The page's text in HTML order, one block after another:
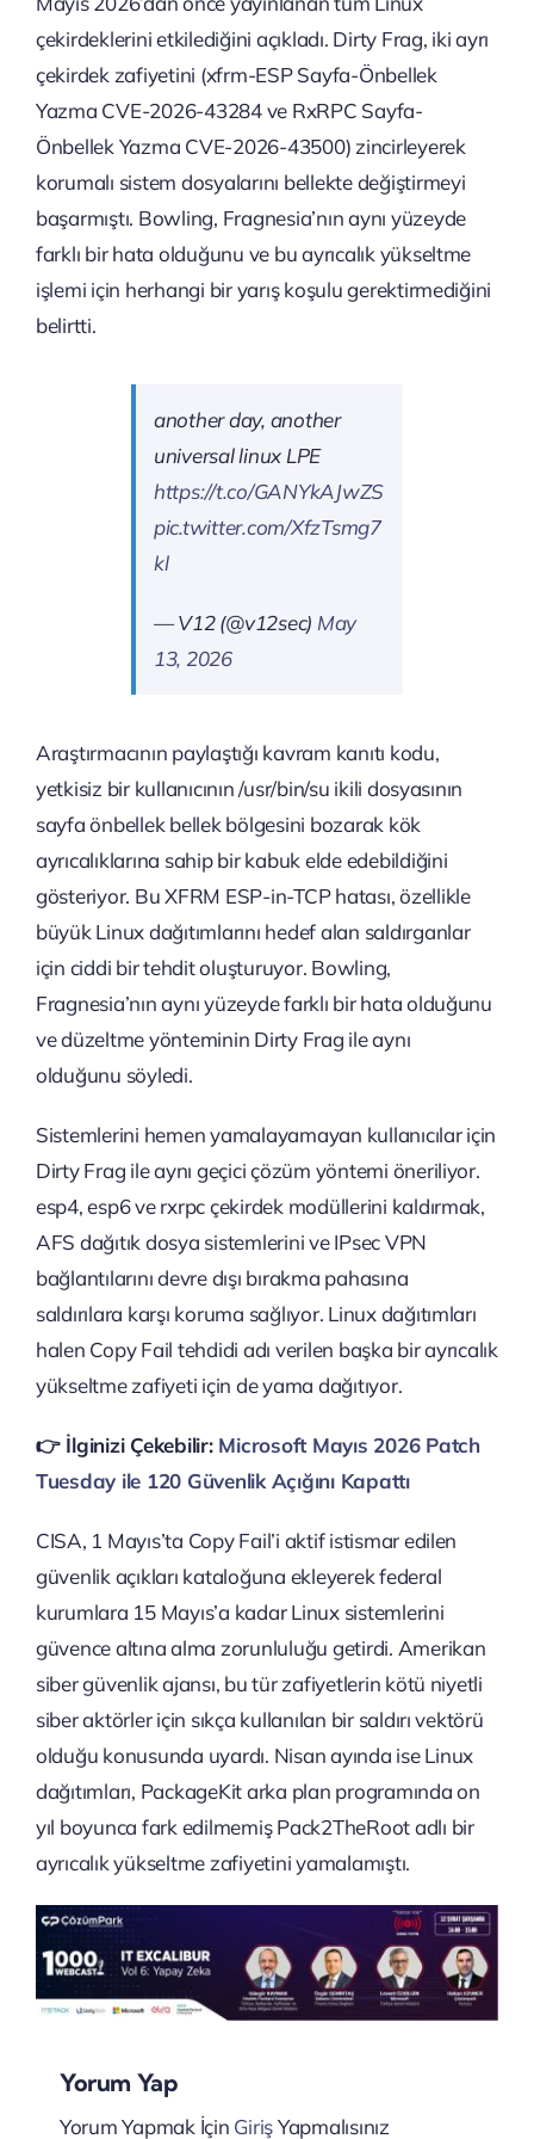
çekirdeklerini etkilediğini açıkladı. Dirty Frag, iki ayrı
çekirdek zafiyetini (xfrm-ESP Sayfa-Önbellek
Yazma CVE-2026-43284 ve RxRPC Sayfa-
Önbellek Yazma CVE-2026-43500) zincirleyerek
korumalı sistem dosyalarını bellekte değiştirmeyi
başarmıştı. Bowling, Fragnesia’nın aynı yüzeyde
farklı bir hata olduğunu ve bu ayrıcalık yükseltme
işlemi için herhangi bir yarış koşulu gerektirmediğini
belirtti.
another day, another
universal linux LPE
https://t.co/GANYkAJwZS
pic.twitter.com/XfzTsmg7
kl
— V12 (@v12sec) May
13, 2026
Araştırmacının paylaştığı kavram kanıtı kodu,
yetkisiz bir kullanıcının /usr/bin/su ikili dosyasının
sayfa önbellek bellek bölgesini bozarak kök
ayrıcalıklarına sahip bir kabuk elde edebildiğini
gösteriyor. Bu XFRM ESP-in-TCP hatası, özellikle
büyük Linux dağıtımlarını hedef alan saldırganlar
için ciddi bir tehdit oluşturuyor. Bowling,
Fragnesia’nın aynı yüzeyde farklı bir hata olduğunu
ve düzeltme yönteminin Dirty Frag ile aynı
olduğunu söyledi.
Sistemlerini hemen yamalayamayan kullanıcılar için
Dirty Frag ile aynı geçici çözüm yöntemi öneriliyor.
esp4, esp6 ve rxrpc çekirdek modüllerini kaldırmak,
AFS dağıtık dosya sistemlerini ve IPsec VPN
bağlantılarını devre dışı bırakma pahasına
saldırılara karşı koruma sağlıyor. Linux dağıtımları
halen Copy Fail tehdidi adı verilen başka bir ayrıcalık
yükseltme zafiyeti için de yama dağıtıyor.
👉️ İlginizi Çekebilir: Microsoft Mayıs 2026 Patch
Tuesday ile 120 Güvenlik Açığını Kapattı
CISA, 1 Mayıs’ta Copy Fail’i aktif istismar edilen
güvenlik açıkları kataloğuna ekleyerek federal
kurumlara 15 Mayıs’a kadar Linux sistemlerini
güvence altına alma zorunluluğu getirdi. Amerikan
siber güvenlik ajansı, bu tür zafiyetlerin kötü niyetli
siber aktörler için sıkça kullanılan bir saldırı vektörü
olduğu konusunda uyardı. Nisan ayında ise Linux
dağıtımları, PackageKit arka plan programında on
yıl boyunca fark edilmemiş Pack2TheRoot adlı bir
ayrıcalık yükseltme zafiyetini yamalamıştı.
Yorum Yap
Yorum Yapmak İçin GirişYapmalısınız